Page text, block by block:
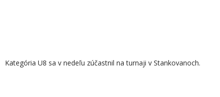
Kategória U8 sa v nedeľu zúčastnil na turnaji v Stankovanoch.